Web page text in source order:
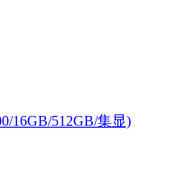
16GB/512GB/集显)